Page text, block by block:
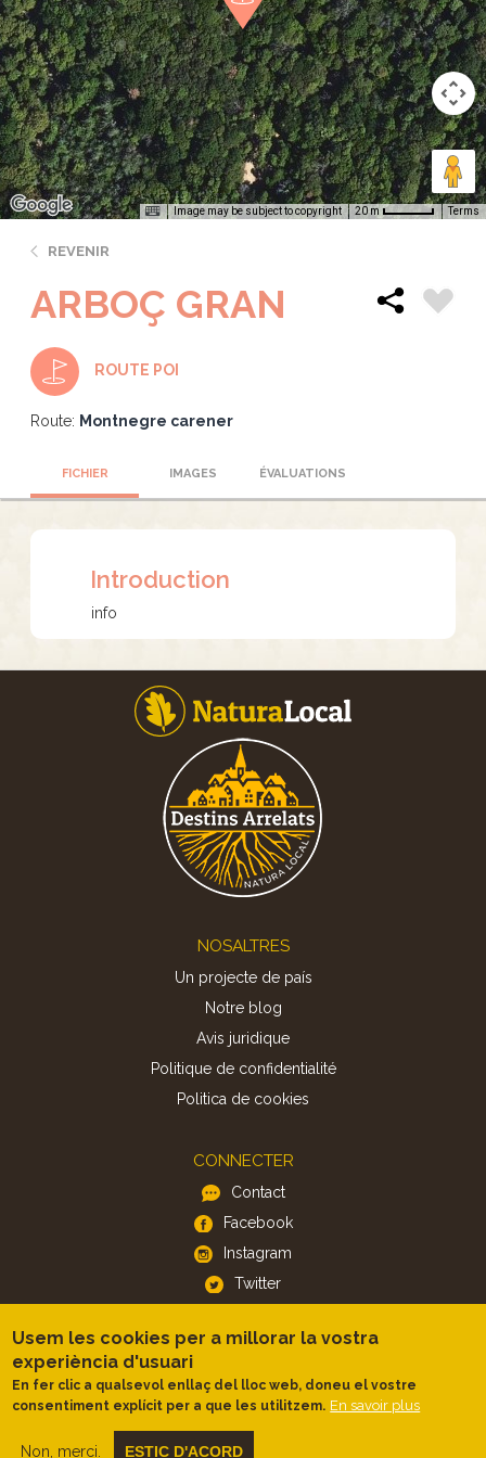
Image may be subject to copyright 20 m Terms
REVENIR
ARBOÇ GRAN
ROUTE POI
Route: Montnegre carener
FICHIER IMAGES ÉVALUATIONS
Introduction
info
NOSALTRES
Un projecte de país
Notre blog
Avis juridique
Politique de confidentialité
Politica de cookies
CONNECTER
Contact
Facebook
Instagram
Twitter
APP
iOS
Android
Usem les cookies per a millorar la vostra
experiència d'usuari
En fer clic a qualsevol enllaç del lloc web, doneu el vostre
consentiment explícit per a que les utilitzem. En savoir plus
Non, merci. ESTIC D'ACORD